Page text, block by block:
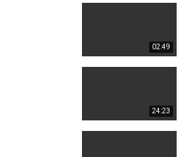
02:49
24:23